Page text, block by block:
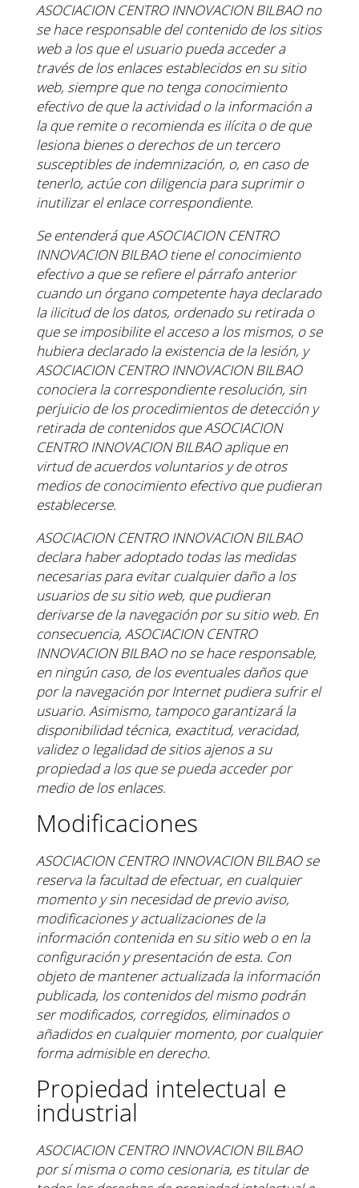
ASOCIACION CENTRO INNOVACION BILBAO no
se hace responsable del contenido de los sitios
web alos que el usuario pueda acceder a
través de los enlaces establecidos en su sitio
web, siempre que no tenga conocimiento
efectivo de que la actividad o la información a
la que remite o recomienda es ilícita ode que
lesiona bienes o derechos de un tercero
susceptibles de indemnización, o, en caso de
tenerlo, actúe con diligencia para suprimir o
inutilizar el enlace correspondiente.
Se entenderá que ASOCIACION CENTRO
INNOVACION BILBAO tiene el conocimiento
efectivo a que serefiere el párrafo anterior
cuando un órgano competente haya declarado
la ilicitud de los datos, ordenadosu retirada o
que se imposibilite el acceso a los mismos, o se
hubiera declarado la existencia de la lesión, y
ASOCIACION CENTRO INNOVACION BILBAO
conociera la correspondiente resolución, sin
perjuicio delos procedimientos de detección y
retirada de contenidos que ASOCIACION
CENTRO INNOVACIONBILBAO aplique en
virtud de acuerdos voluntarios y de otros
medios de conocimiento efectivo quepudieran
establecerse.
ASOCIACION CENTRO INNOVACION BILBAO
declara haber adoptado todas las medidas
necesariaspara evitar cualquier daño a los
usuarios de su sitio web, que pudieran
derivarse de la navegación por susitio web. En
consecuencia, ASOCIACION CENTRO
INNOVACION BILBAO no se hace responsable,
enningún caso, de los eventuales daños que
por la navegación por Internet pudiera sufrir el
usuario. Asimismo, tampoco garantizará la
disponibilidad técnica, exactitud, veracidad,
validez o legalidad de sitiosajenos a su
propiedad a los que se pueda acceder por
medio de los enlaces.
Modificaciones
ASOCIACION CENTRO INNOVACION BILBAO se
reserva la facultad de efectuar, en cualquier
momento y sin necesidad de previo aviso,
modificaciones y actualizaciones de la
información contenida en su sitio web o en la
configuración y presentación de esta. Con
objeto de mantener actualizada la información
publicada, los contenidos del mismo podrán
ser modificados, corregidos, eliminados o
añadidos en cualquier momento, por cualquier
forma admisible en derecho.
Propiedad intelectual e
industrial
ASOCIACION CENTRO INNOVACION BILBAO
por sí misma o como cesionaria, es titular de